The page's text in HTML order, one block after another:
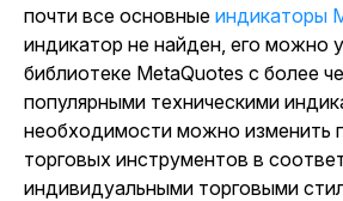
почти все основные индикаторы
индикатор не найден, его можно
библиотеке MetaQuotes с более
популярными техническими
необходимости можно изменить
торговых инструментов в
индивидуальными торговыми